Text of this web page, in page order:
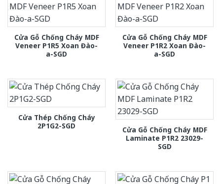
Cửa Gỗ Chống Cháy MDF
Veneer P1R5 Xoan Đào-
a-SGD
Cửa Gỗ Chống Cháy MDF
Veneer P1R2 Xoan Đào-
a-SGD
Cửa Thép Chống Cháy
2P1G2-SGD
Cửa Gỗ Chống Cháy MDF
Laminate P1R2 23029-
SGD